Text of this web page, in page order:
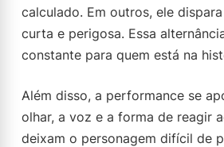
calculado. Em outros, ele
curta e perigosa. Essa
constante para quem está na
Além disso, a performance se
olhar, a voz e a forma de reagir
deixam o personagem difícil de